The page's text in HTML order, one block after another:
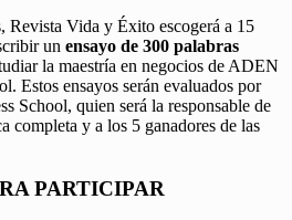
Revista Vida y Éxito escogerá a 15
un ensayo de 300 palabras
la maestría en negocios de ADEN
Estos ensayos serán evaluados por
School, quien será la responsable de
completa y a los 5 ganadores de las
PARTICIPAR